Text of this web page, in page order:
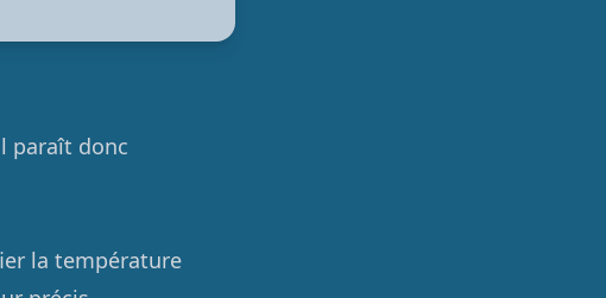
paraît donc
la température